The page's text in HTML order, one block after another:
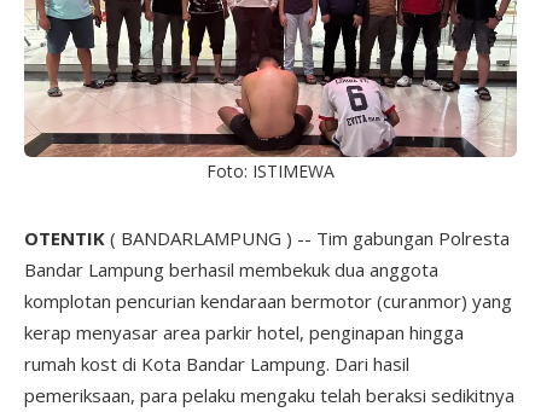
Foto: ISTIMEWA
OTENTIK ( BANDARLAMPUNG ) -- Tim gabungan Polresta
Bandar Lampung berhasil membekuk dua anggota
komplotan pencurian kendaraan bermotor (curanmor) yang
kerap menyasar area parkir hotel, penginapan hingga
rumah kost di Kota Bandar Lampung. Dari hasil
pemeriksaan, para pelaku mengaku telah beraksi sedikitnya